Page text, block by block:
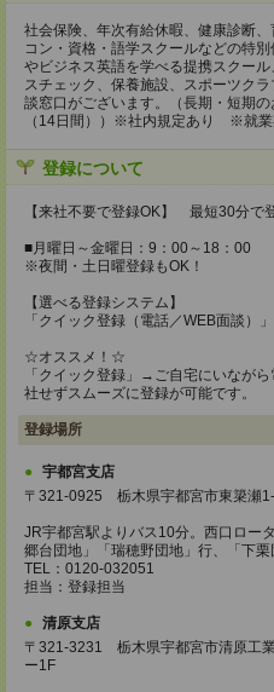
社会保険、年次有給休暇、健康診断
コン・資格・語学スクールなどの特
やビジネス英語を学べる提携スクー
スチェック、保養施設、スポーツク
談窓口がございます。（長期・短期
（14日間））※社内規定あり ※就業
登録について
【来社不要で登録OK】 最短30分で
■月曜日～金曜日：9：00～18：00
※夜間・土日曜登録もOK！
【選べる登録システム】
「クイック登録（電話／WEB面談）
☆オススメ！☆
「クイック登録」→ご自宅にいなが
社せずスムーズに登録が可能です。
登録場所
宇都宮支店
〒321-0925 栃木県宇都宮市東簗瀬
JR宇都宮駅よりバス10分。西口ロー
郷台団地」「瑞穂野団地」行、「下
TEL：0120-032051
担当：登録担当
清原支店
〒321-3231 栃木県宇都宮市清原工
ー1F